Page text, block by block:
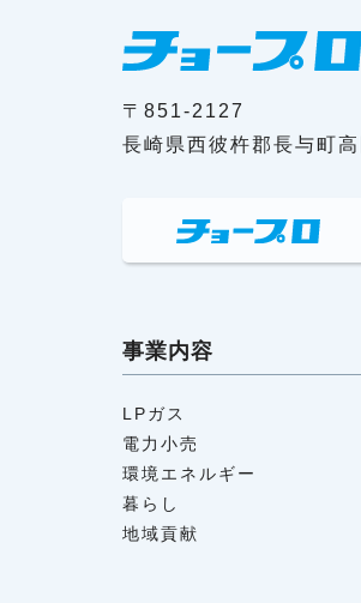
〒851-2127
長崎県西彼杵郡長与町
事業内容
LPガス
電力小売
環境エネルギー
暮らし
地域貢献